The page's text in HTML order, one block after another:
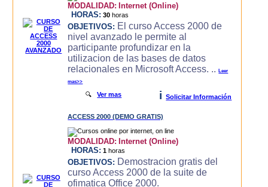
MODALIDAD: Internet (Online)
HORAS: 30 horas
OBJETIVOS: El curso Access 2000 de
nivel avanzado le permite al
participante profundizar en la
utilizacion de las bases de datos
relacionales en Microsoft Access. ..Leer
mas>>
🔍Ver mas i Solicitar Información
ACCESS 2000 (DEMO GRATIS)
MODALIDAD: Internet (Online)
HORAS: 1 horas
OBJETIVOS: Demostracion gratis del
curso Access 2000 de la suite de
ofimatica Office 2000.